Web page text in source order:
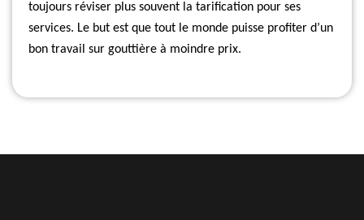
toujours réviser plus souvent la tarification pour ses
services. Le but est que tout le monde puisse profiter d’un
bon travail sur gouttière à moindre prix.